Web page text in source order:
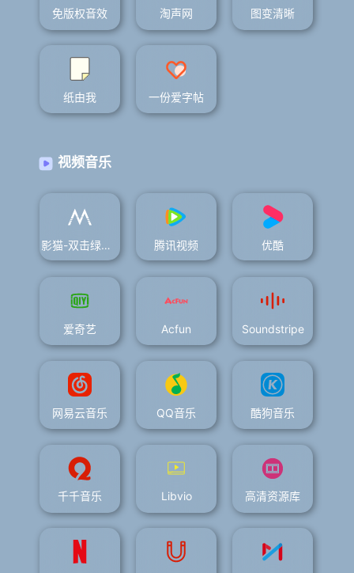
免版权音效 淘声网 图变清晰
纸由我 一份爱字帖
视频音乐
影猫-双击绿字关广告 腾讯视频 优酷
爱奇艺 Acfun Soundstripe
网易云音乐 QQ音乐 酷狗音乐
千千音乐 Libvio 高清资源库